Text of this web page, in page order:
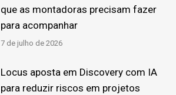
que as montadoras precisam fazer
para acompanhar
7 de julho de 2026
Locus aposta em Discovery com IA
para reduzir riscos em projetos